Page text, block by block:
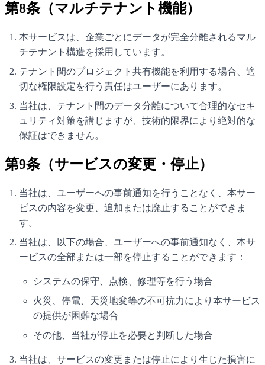
第8条（マルチテナント機能）
本サービスは、企業ごとにデータが完全分離されるマル
チテナント構造を採用しています。
テナント間のプロジェクト共有機能を利用する場合、適
切な権限設定を行う責任はユーザーにあります。
当社は、テナント間のデータ分離について合理的なセキ
ュリティ対策を講じますが、技術的限界により絶対的な
保証はできません。
第9条（サービスの変更・停止）
当社は、ユーザーへの事前通知を行うことなく、本サー
ビスの内容を変更、追加または廃止することができま
す。
当社は、以下の場合、ユーザーへの事前通知なく、本サ
ービスの全部または一部を停止することができます：
システムの保守、点検、修理等を行う場合
火災、停電、天災地変等の不可抗力により本サービス
の提供が困難な場合
その他、当社が停止を必要と判断した場合
当社は、サービスの変更または停止により生じた損害に